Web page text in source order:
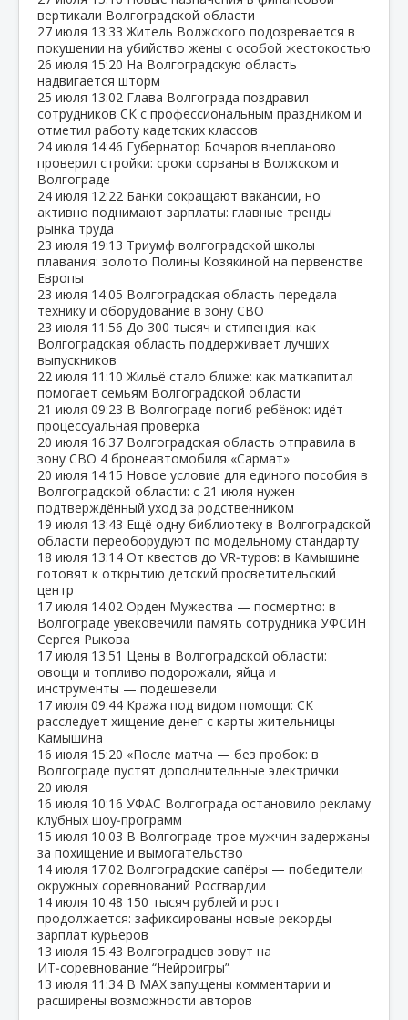
вертикали Волгоградской области
27 июля 13:33 Житель Волжского подозревается в
покушении на убийство жены с особой жестокостью
26 июля 15:20 На Волгоградскую область
надвигается шторм
25 июля 13:02 Глава Волгограда поздравил
сотрудников СК с профессиональным праздником и
отметил работу кадетских классов
24 июля 14:46 Губернатор Бочаров внепланово
проверил стройки: сроки сорваны в Волжском и
Волгограде
24 июля 12:22 Банки сокращают вакансии, но
активно поднимают зарплаты: главные тренды
рынка труда
23 июля 19:13 Триумф волгоградской школы
плавания: золото Полины Козякиной на первенстве
Европы
23 июля 14:05 Волгоградская область передала
технику и оборудование в зону СВО
23 июля 11:56 До 300 тысяч и стипендия: как
Волгоградская область поддерживает лучших
выпускников
22 июля 11:10 Жильё стало ближе: как маткапитал
помогает семьям Волгоградской области
21 июля 09:23 В Волгограде погиб ребёнок: идёт
процессуальная проверка
20 июля 16:37 Волгоградская область отправила в
зону СВО 4 бронеавтомобиля «Сармат»
20 июля 14:15 Новое условие для единого пособия в
Волгоградской области: с 21 июля нужен
подтверждённый уход за родственником
19 июля 13:43 Ещё одну библиотеку в Волгоградской
области переоборудуют по модельному стандарту
18 июля 13:14 От квестов до VR‑туров: в Камышине
готовят к открытию детский просветительский
центр
17 июля 14:02 Орден Мужества — посмертно: в
Волгограде увековечили память сотрудника УФСИН
Сергея Рыкова
17 июля 13:51 Цены в Волгоградской области:
овощи и топливо подорожали, яйца и
инструменты — подешевели
17 июля 09:44 Кража под видом помощи: СК
расследует хищение денег с карты жительницы
Камышина
16 июля 15:20 «После матча — без пробок: в
Волгограде пустят дополнительные электрички
20 июля
16 июля 10:16 УФАС Волгограда остановило рекламу
клубных шоу‑программ
15 июля 10:03 В Волгограде трое мужчин задержаны
за похищение и вымогательство
14 июля 17:02 Волгоградские сапёры — победители
окружных соревнований Росгвардии
14 июля 10:48 150 тысяч рублей и рост
продолжается: зафиксированы новые рекорды
зарплат курьеров
13 июля 15:43 Волгоградцев зовут на
ИТ‑соревнование “Нейроигры”
13 июля 11:34 В МАХ запущены комментарии и
расширены возможности авторов